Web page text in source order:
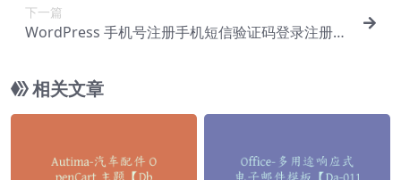
下一篇
WordPress 手机号注册手机短信验证码登录注册插
相关文章